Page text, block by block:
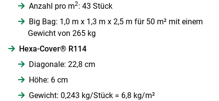
Anzahl pro m2: 43 Stück
Big Bag: 1,0 m x 1,3 m x 2,5 m für 50 m² mit einem
Gewicht von 265 kg
Hexa-Cover® R114
Diagonale: 22,8 cm
Höhe: 6 cm
Gewicht: 0,243 kg/Stück = 6,8 kg/m²